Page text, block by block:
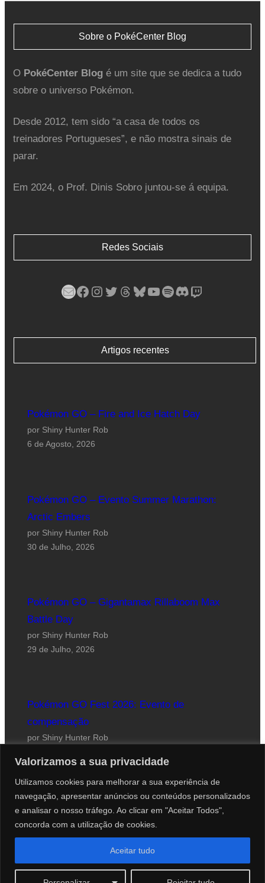
Valorizamos a sua privacidade
Utilizamos cookies para melhorar a sua experiência de
navegação, apresentar anúncios ou conteúdos personalizados
e analisar o nosso tráfego. Ao clicar em "Aceitar Todos",
concorda com a utilização de cookies.
Aceitar tudo
Sobre o PokéCenter Blog
O PokéCenter Blogé um site que se dedica a tudo
sobre o universo Pokémon.
Desde 2012, tem sido “a casa de todos os
treinadores Portugueses”, e não mostra sinais de
parar.
Em 2024, o Prof. Dinis Sobro juntou-se á equipa.
Redes Sociais
Mail Facebook Instagram Twitter Threads Bluesky YouTube Spotify Discord Twitch
Artigos recentes
Pokémon GO – Fire and Ice Hatch Day
por Shiny Hunter Rob
6 de Agosto, 2026
Pokémon GO – Evento Summer Marathon:
Arctic Embers
por Shiny Hunter Rob
30 de Julho, 2026
Pokémon GO – Gigantamax Rillaboom Max
Battle Day
por Shiny Hunter Rob
29 de Julho, 2026
Pokémon GO Fest 2026: Evento de
compensação
por Shiny Hunter Rob
Website desenhado por Roberto Coutinho
© 2012-2026 PokéCenter Blog